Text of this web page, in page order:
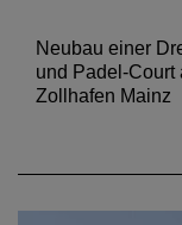
Neubau einer
und Padel-Court
Zollhafen Mainz